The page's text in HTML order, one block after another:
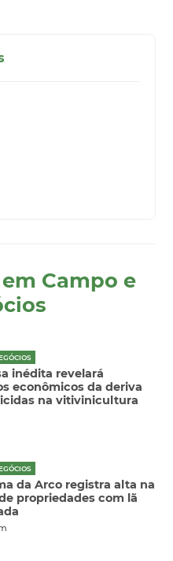
Campo e
inédita revelará
econômicos da deriva
na vitivinicultura
da Arco registra alta na
propriedades com lã